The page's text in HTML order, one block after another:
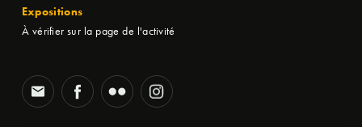
Expositions
À vérifier sur la page de l'activité